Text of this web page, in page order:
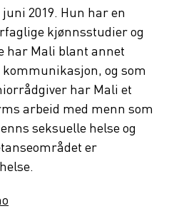
2019. Hun har en
kjønnsstudier og
har Mali blant annet
og som
har Mali et
arbeid med menn som
seksuelle helse og
er